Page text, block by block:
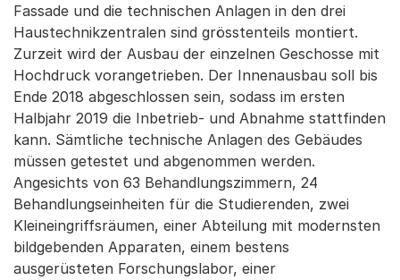
Fassade und die technischen Anlagen in den drei
Haustechnikzentralen sind grösstenteils montiert.
Zurzeit wird der Ausbau der einzelnen Geschosse mit
Hochdruck vorangetrieben. Der Innenausbau soll bis
Ende 2018 abgeschlossen sein, sodass im ersten
Halbjahr 2019 die Inbetrieb- und Abnahme stattfinden
kann. Sämtliche technische Anlagen des Gebäudes
müssen getestet und abgenommen werden.
Angesichts von 63 Behandlungszimmern, 24
Behandlungseinheiten für die Studierenden, zwei
Kleineingriffsräumen, einer Abteilung mit modernsten
bildgebenden Apparaten, einem bestens
ausgerüsteten Forschungslabor, einer